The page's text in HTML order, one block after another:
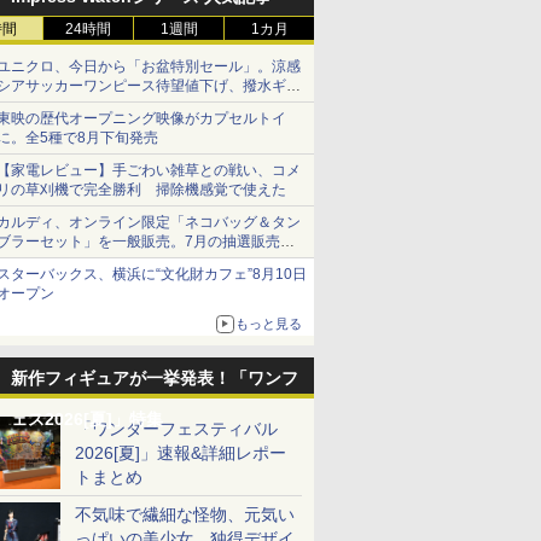
24時間 1週間 1カ月
ニクロ、今日から「お盆特別セール」。涼感
アサッカーワンピース待望値下げ、撥水ギア
ョーツは1990円に
映の歴代オープニング映像がカプセルトイ
。全5種で8月下旬発売
家電レビュー】手ごわい雑草との戦い、コメ
の草刈機で完全勝利 掃除機感覚で使えた
ルディ、オンライン限定「ネコバッグ＆タン
ラーセット」を一般販売。7月の抽選販売の
選無効分
ターバックス、横浜に“文化財カフェ”8月10日
ープン
もっと見る
新作フィギュアが一挙発表！「ワンフ
ェス2026[夏]」特集「ワンダーフェスティバル
2026[夏]」速報&詳細レポー
トまとめ
不気味で繊細な怪物、元気い